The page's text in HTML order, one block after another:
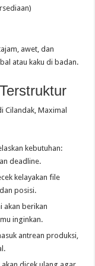
awet, dan
atau kaku di badan.
Cilandak, Maximal
kebutuhan:
deadline.
kelayakan file
posisi.
akan berikan
inginkan.
antrean produksi,